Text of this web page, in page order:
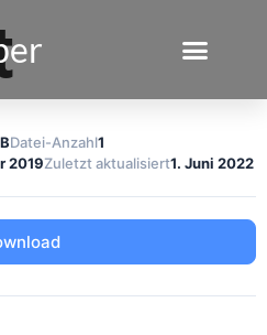
Datei-Anzahl1
2019Zuletzt aktualisiert1. Juni 2022